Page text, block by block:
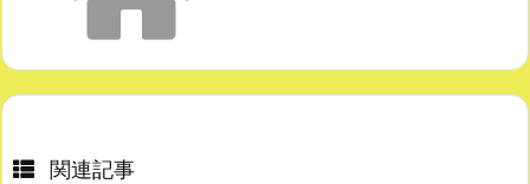
関連記事